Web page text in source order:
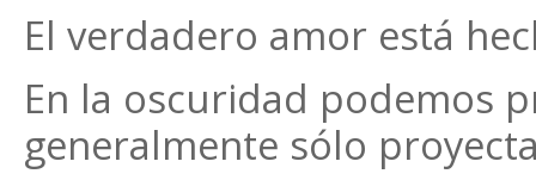
El verdadero amor está
En la oscuridad podemos
generalmente sólo